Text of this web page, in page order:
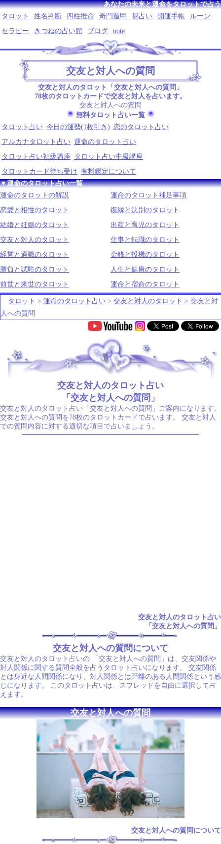
あなたの未来と運命をタロットで占う
タロット
姓名判断 四柱推命 奇門遁甲 易占い 開運手帳
ルーン
セラピー
きつねの占い館 ブログ note
交友と対人への質問
交友と対人のタロット「交友と対人への質問」
78枚のタロットカードで交友と対人を占います。
交友と対人への質問
無料タロット占い一覧
タロット占い 今日の運勢(1枚引き) 恋のタロット占い
アルカナタロット占い 運命のタロット占い
タロット占い初級講座
タロット占い中級講座
タロットカード待ち受け 有料鑑定について
▼運命のタロット占い一覧
運命のタロットの解説
運命のタロット補足事項
恋愛と相性のタロット
復縁と決別のタロット
結婚と妊娠のタロット
出産と育児のタロット
交友と対人のタロット
仕事と転職のタロット
経営と適職のタロット
金銭と投機のタロット
勝負と試験のタロット
人生と健康のタロット
前世と来世のタロット
運命と宿命のタロット
タロット > 運命のタロット占い > 交友と対人のタロット > 交友と対
人への質問
.
交友と対人のタロット占い
「交友と対人への質問」
交友と対人のタロット占い「交友と対人への質問」ご案内になります。
交友と対人への質問を78枚のタロットカードで占います。 交友と対人
での質問内容に対する適切な項目で占いましょう。
交友と対人のタロット占い
「交友と対人への質問」
交友と対人への質問について
交友と対人のタロット占いの 「交友と対人への質問」は、交友関係や
対人関係に関する質問全般を占うタロット占いになります。 交友関係
とは身近な人間関係になり、対人関係とは距離のある人間関係という感
じになります。 このタロット占いは、スプレッドを自由に選択して占
えます。
交友と対人への質問
交友と対人への質問について